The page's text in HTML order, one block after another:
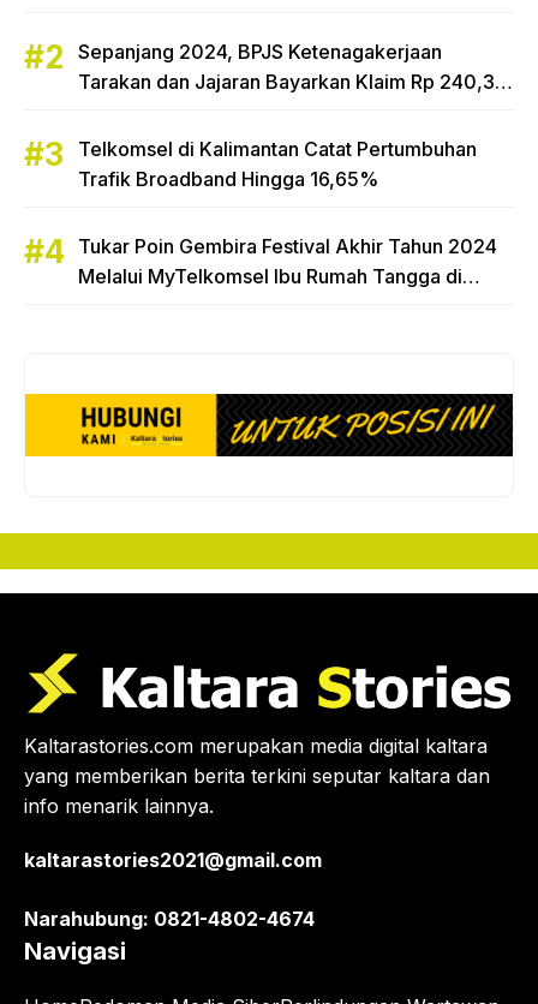
Sepanjang 2024, BPJS Ketenagakerjaan
Tarakan dan Jajaran Bayarkan Klaim Rp 240,3
Telkomsel di Kalimantan Catat Pertumbuhan
Trafik Broadband Hingga 16,65%
Tukar Poin Gembira Festival Akhir Tahun 2024
Melalui MyTelkomsel Ibu Rumah Tangga di
Kaltarastories.com merupakan media digital kaltara
yang memberikan berita terkini seputar kaltara dan
info menarik lainnya.
kaltarastories2021@gmail.com
Narahubung: 0821-4802-4674
Navigasi